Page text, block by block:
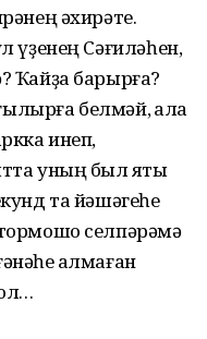
әхирәте.
үҙенең Сәғиләһен,
Ҡайҙа барырға?
белмәй, ҡала
инеп,
уның был яҡты
та йәшәгеһе
селпәрәмә
ҡалмаған